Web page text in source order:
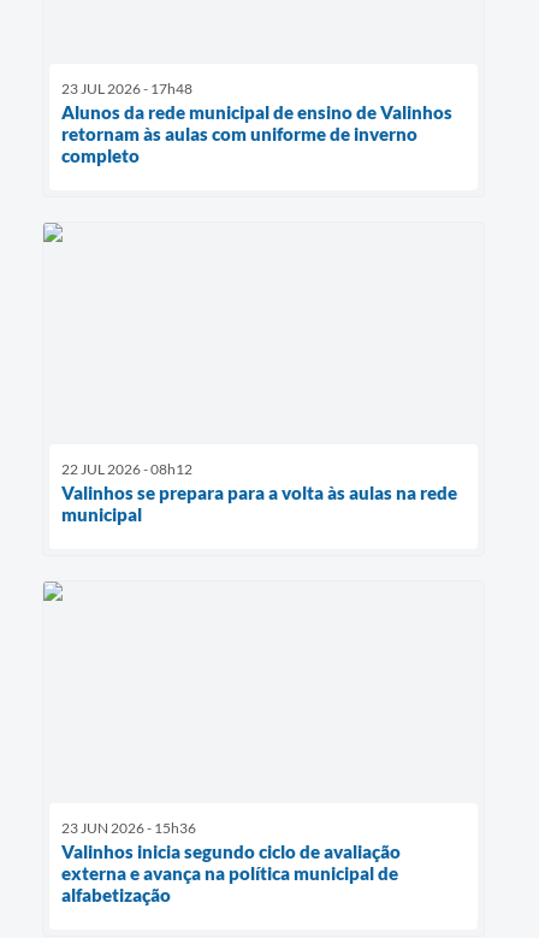
23 JUL 2026 - 17h48
Alunos da rede municipal de ensino de Valinhos
retornam às aulas com uniforme de inverno
completo
22 JUL 2026 - 08h12
Valinhos se prepara para a volta às aulas na rede
municipal
23 JUN 2026 - 15h36
Valinhos inicia segundo ciclo de avaliação
externa e avança na política municipal de
alfabetização